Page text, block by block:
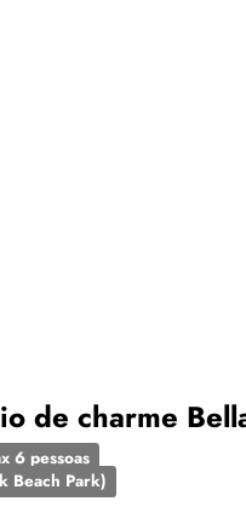
de charme
6 pessoas
Beach Park)